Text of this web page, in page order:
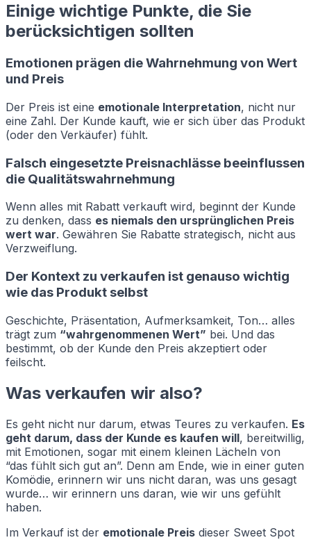
Einige wichtige Punkte, die Sie
berücksichtigen sollten
Emotionen prägen die Wahrnehmung von Wert
und Preis
Der Preis ist eine emotionale Interpretation, nicht nur
eine Zahl. Der Kunde kauft, wie er sich über das Produkt
(oder den Verkäufer) fühlt.
Falsch eingesetzte Preisnachlässe beeinflussen
die Qualitätswahrnehmung
Wenn alles mit Rabatt verkauft wird, beginnt der Kunde
zu denken, dass es niemals den ursprünglichen Preis
wert war. Gewähren Sie Rabatte strategisch, nicht aus
Verzweiflung.
Der Kontext zu verkaufen ist genauso wichtig
wie das Produkt selbst
Geschichte, Präsentation, Aufmerksamkeit, Ton… alles
trägt zum “wahrgenommenen Wert” bei. Und das
bestimmt, ob der Kunde den Preis akzeptiert oder
feilscht.
Was verkaufen wir also?
Es geht nicht nur darum, etwas Teures zu verkaufen. Es
geht darum, dass der Kunde es kaufen will, bereitwillig,
mit Emotionen, sogar mit einem kleinen Lächeln von
“das fühlt sich gut an”. Denn am Ende, wie in einer guten
Komödie, erinnern wir uns nicht daran, was uns gesagt
wurde… wir erinnern uns daran, wie wir uns gefühlt
haben.
Im Verkauf ist der emotionale Preis dieser Sweet Spot